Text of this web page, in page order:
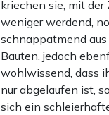
kriechen sie, mit der
weniger werdend,
schnappatmend
Bauten, jedoch
wohlwissend, dass
nur abgelaufen ist,
sich ein